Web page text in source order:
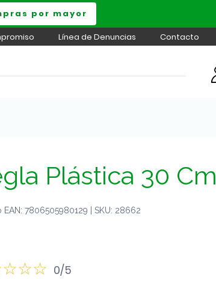
por mayor
Línea de Denuncias Contacto
Plástica 30 Cm
EAN: 7806505980129 | SKU: 28662
0/5